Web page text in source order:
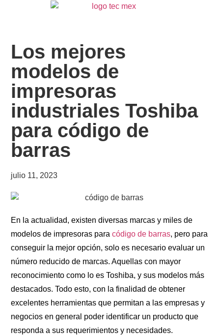
Los mejores
modelos de
impresoras
industriales Toshiba
para código de
barras
julio 11, 2023
En la actualidad, existen diversas marcas y miles de
modelos de impresoras paracódigo de barras, pero para
conseguir la mejor opción, solo es necesario evaluar un
número reducido de marcas. Aquellas con mayor
reconocimiento como lo es Toshiba, y sus modelos más
destacados. Todo esto, con la finalidad de obtener
excelentes herramientas que permitan a las empresas y
negocios en general poder identificar un producto que
responda a sus requerimientos y necesidades.